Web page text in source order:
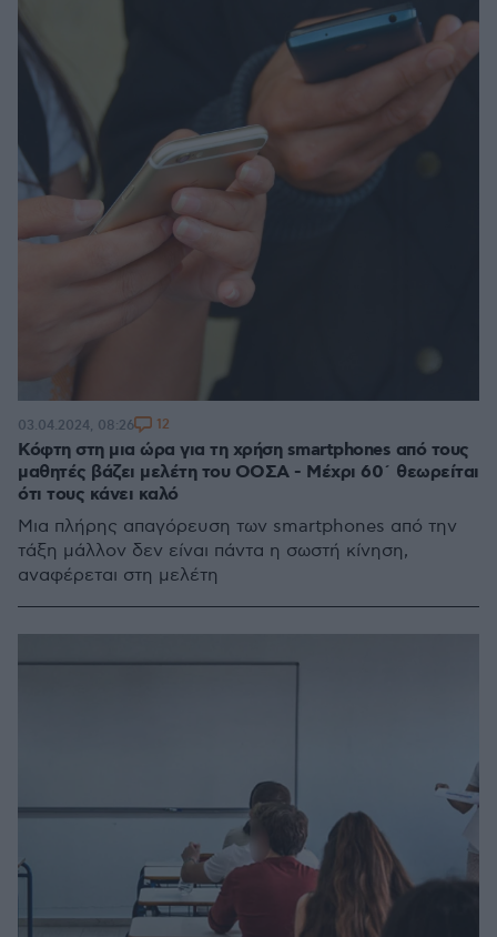
Κόφτη στη μια ώρα για τη χρήση smartphones από τους
μαθητές βάζει μελέτη του ΟΟΣΑ - Μέχρι 60΄ θεωρείται
ότι τους κάνει καλό
Μια πλήρης απαγόρευση των smartphones από την
τάξη μάλλον δεν είναι πάντα η σωστή κίνηση,
αναφέρεται στη μελέτη
03.04.2024, 08:26 12